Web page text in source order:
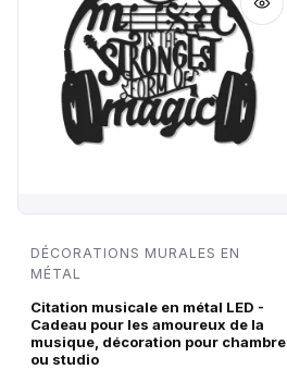
DÉCORATIONS MURALES EN
MÉTAL
Citation musicale en métal LED -
Cadeau pour les amoureux de la
musique, décoration pour chambre
ou studio